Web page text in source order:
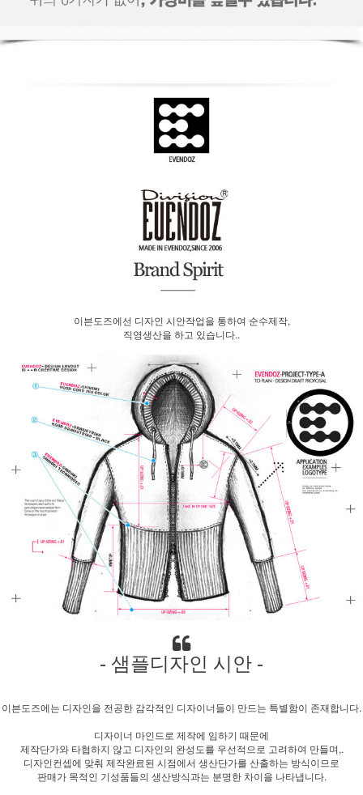
이븐도즈에선 디자인 시안작업을 통하여 순수제작,
직영생산을 하고 있습니다..
- 샘플디자인 시안 -
이븐도즈에는 디자인을 전공한 감각적인 디자이너들이 만드는 특별함이 존재합니다.
디자이너 마인드로 제작에 임하기 때문에
제작단가와 타협하지 않고 디자인의 완성도를 우선적으로 고려하여 만들며,.
디자인컨셉에 맞춰 제작완료된 시점에서 생산단가를 산출하는 방식이므로
판매가 목적인 기성품들의 생산방식과는 분명한 차이을 나타냅니다.